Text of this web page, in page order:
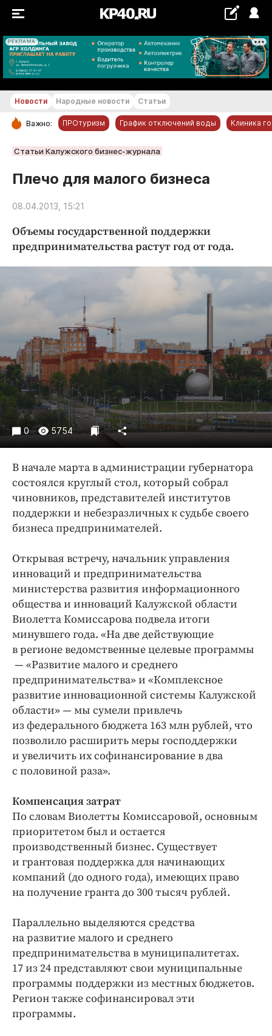
РЕКЛАМА
+18...+19 °С
РУБРИКИ
Новости компаний
Статьи
Авто и транспорт
Криминал
Недвижимость и ЖКХ
Образование
Общество
Погода
Праздники
Происшествия
Спорт
Экономика и бизнес
ПРОЕКТЫ
Издания
Медиаперсона
Клиника года
Бренд года
Работодатель года
Новости Народные новости Статьи
Важно: ПРОтуризм График отключений воды Клиника
Статьи Калужского бизнес-журнала
Плечо для малого бизнеса
08.04.2013, 15:21
Объемы государственной поддержки
предпринимательства растут год от года.
0 5754
В начале марта в администрации губернатора
состоялся круглый стол, который собрал
чиновников, представителей институтов
поддержки и небезразличных к судьбе своего
бизнеса предпринимателей.
Открывая встречу, начальник управления
инноваций и предпринимательства
министерства развития информационного
общества и инноваций Калужской области
Виолетта Комиссарова подвела итоги
минувшего года. «На две действующие
в регионе ведомственные целевые программы
— «Развитие малого и среднего
предпринимательства» и «Комплексное
развитие инновационной системы Калужской
области» — мы сумели привлечь
из федерального бюджета 163 млн рублей, что
позволило расширить меры господдержки
и увеличить их софинансирование в два
с половиной раза».
Компенсация затрат
По словам Виолетты Комиссаровой, основным
приоритетом был и остается
производственный бизнес. Существует
и грантовая поддержка для начинающих
компаний (до одного года), имеющих право
на получение гранта до 300 тысяч рублей.
Параллельно выделяются средства
на развитие малого и среднего
предпринимательства в муниципалитетах.
17 из 24 представляют свои муниципальные
программы поддержки из местных бюджетов.
Регион также софинансировал эти
программы.